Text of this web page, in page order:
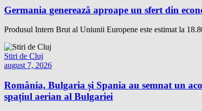
Germania generează aproape un sfert din
Produsul Intern Brut al Uniunii Europene este estimat la
Stiri de Cluj
august 7, 2026
România, Bulgaria și Spania au semnat un
spațiul aerian al Bulgariei